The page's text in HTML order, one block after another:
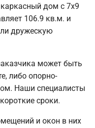
дом с 7х9
106.9 кв.м. и
дружескую
может быть
либо опорно-
Наши специалисты
сроки.
и окон в них